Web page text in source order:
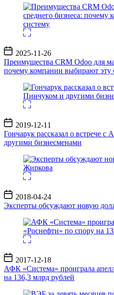
Дата
записи
2025-11-26
Преимущества CRM Odoo для
почему компании выбирают эту
Дата
записи
2019-12-11
Гончарук рассказал о встрече
другими бизнесменами
Дата
записи
2018-04-24
Эксперты обсуждают новую
Дата
записи
2017-12-18
АФК «Система» проиграла
на 136,3 млрд рублей